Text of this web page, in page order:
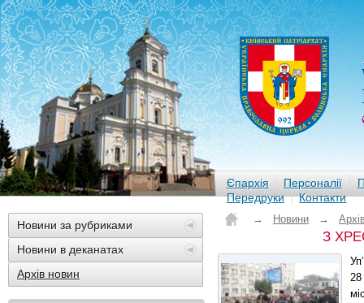
Єпархія Персоналії
Передруки
Контакти
Новини за рубриками
Новини в деканатах
Архів новин
→ Новини →
З
28